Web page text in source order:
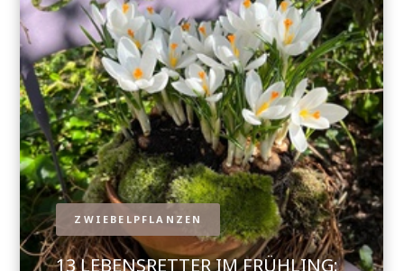
ZWIEBELPFLANZEN
13 LEBENSRETTER IM FRÜHLING: